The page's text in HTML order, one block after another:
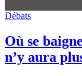
Débats
Où se
n’y aura